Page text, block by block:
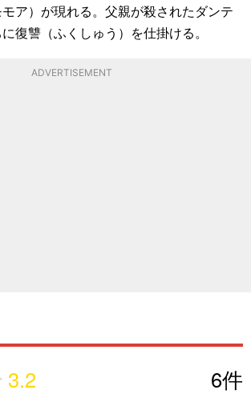
モア）が現れる。父親が殺されたダンテ
復讐（ふくしゅう）を仕掛ける。
ADVERTISEMENT
3.2 6件